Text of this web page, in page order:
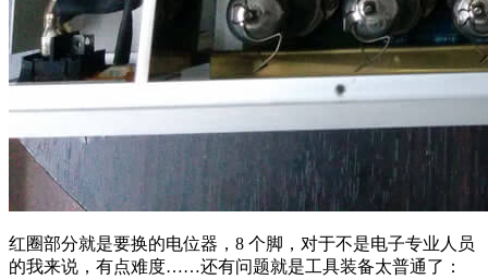
红圈部分就是要换的电位器，8 个脚，对于不是电子专业人员
的我来说，有点难度……还有问题就是工具装备太普通了：